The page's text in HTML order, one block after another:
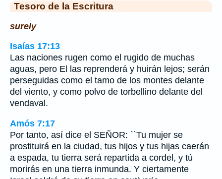
Tesoro de la Escritura
surely
Isaías 17:13
Las naciones rugen como el rugido de muchas
aguas, pero El las reprenderá y huirán lejos; serán
perseguidas como el tamo de los montes delante
del viento, y como polvo de torbellino delante del
vendaval.
Amós 7:17
Por tanto, así dice el SEÑOR: ``Tu mujer se
prostituirá en la ciudad, tus hijos y tus hijas caerán
a espada, tu tierra será repartida a cordel, y tú
morirás en una tierra inmunda. Y ciertamente